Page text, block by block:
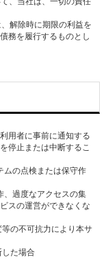
解除時に期限の利益を
務を履⾏するものとし
⽤者に事前に通知する
停⽌または中断するこ
ムの点検または保守作
、過度なアクセスの集
スの運営ができなくな
の不可抗⼒により本サ